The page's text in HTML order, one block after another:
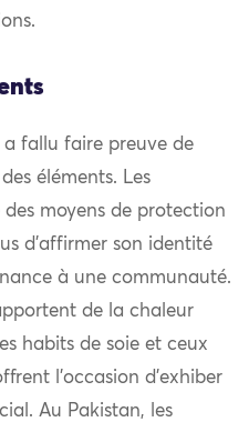
a fallu faire preuve de
éléments. Les
moyens de protection
d’affirmer son identité
à une communauté.
de la chaleur
habits de soie et ceux
l’occasion d’exhiber
Au Pakistan, les